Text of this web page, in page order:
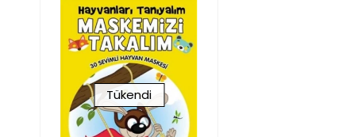
Tükendi